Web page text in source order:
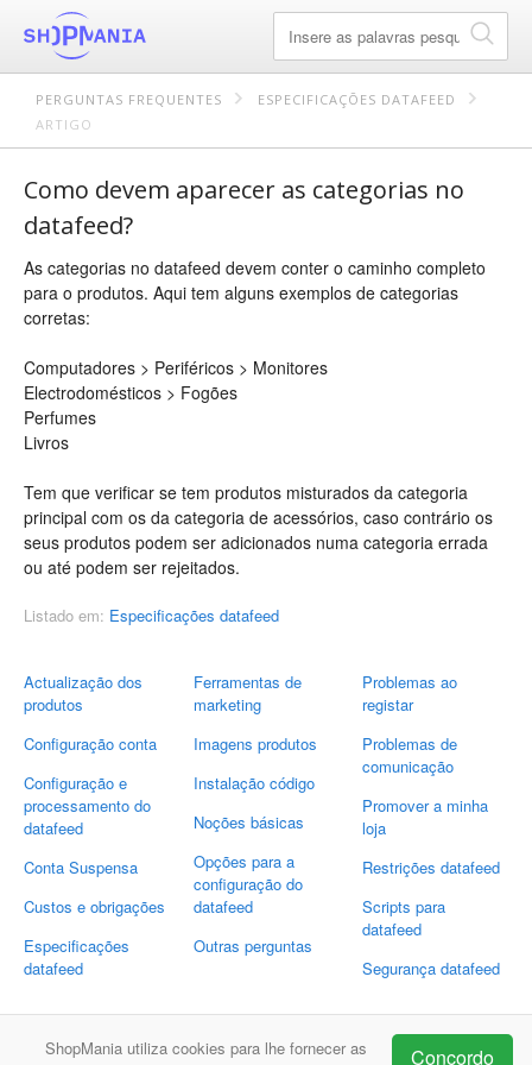
PERGUNTAS FREQUENTES
ESPECIFICAÇÕES DATAFEED
ARTIGO
Actualização dos
produtos
Configuração conta
Configuração e
processamento do
datafeed
Conta Suspensa
Custos e obrigações
Especificações
datafeed
Ferramentas de
marketing
Imagens produtos
Instalação código
Noções básicas
Opções para a
configuração do
datafeed
Outras perguntas
Problemas ao
registar
Problemas de
comunicação
Promover a minha
loja
Restrições datafeed
Scripts para
datafeed
Segurança datafeed
Como devem aparecer as categorias no
datafeed?
As categorias no datafeed devem conter o caminho completo
para o produtos. Aqui tem alguns exemplos de categorias
corretas:
Computadores > Periféricos > Monitores
Electrodomésticos > Fogões
Perfumes
Livros
Tem que verificar se tem produtos misturados da categoria
principal com os da categoria de acessórios, caso contrário os
seus produtos podem ser adicionados numa categoria errada
ou até podem ser rejeitados.
Listado em: Especificações datafeed
ShopMania utiliza cookies para lhe fornecer as Concordo